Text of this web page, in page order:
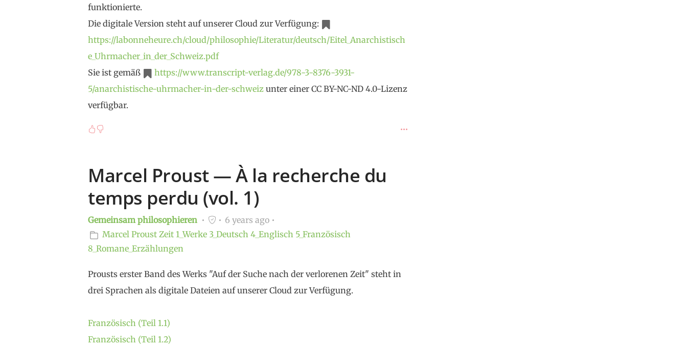
funktionierte.
Die digitale Version steht auf unserer Cloud zur Verfügung:
https://labonneheure.ch/cloud/philosophie/Literatur/deutsch/Eitel_Anarchistisch
e_Uhrmacher_in_der_Schweiz.pdf
Sie ist gemäß
https://www.transcript-verlag.de/978-3-8376-3931-
5/anarchistische-uhrmacher-in-der-schweiz unter einer CC BY-NC-ND 4.0-Lizenz
verfügbar.
Marcel Proust ­­— À la recherche du
temps perdu (vol. 1)
Gemeinsam philosophieren
6 years ago
Marcel Proust Zeit 1_Werke 3_Deutsch 4_Englisch 5_Französisch
8_Romane_Erzählungen
Prousts erster Band des Werks "Auf der Suche nach der verlorenen Zeit" steht in
drei Sprachen als digitale Dateien auf unserer Cloud zur Verfügung.
Französisch (Teil 1.1)
Französisch (Teil 1.2)